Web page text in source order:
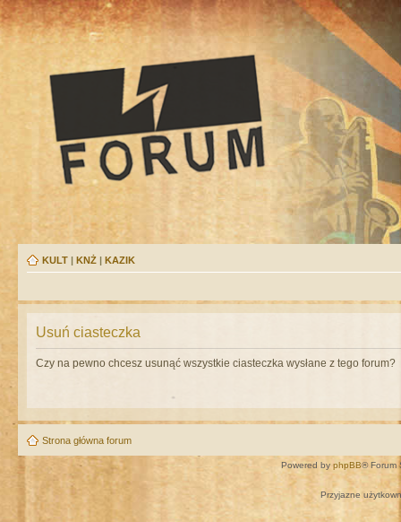
KULT | KNŻ | KAZIK
Usuń ciasteczka
Czy na pewno chcesz usunąć wszystkie ciasteczka wysłane z tego forum?
Strona główna forum
Powered by phpBB® Forum
Przyjazne